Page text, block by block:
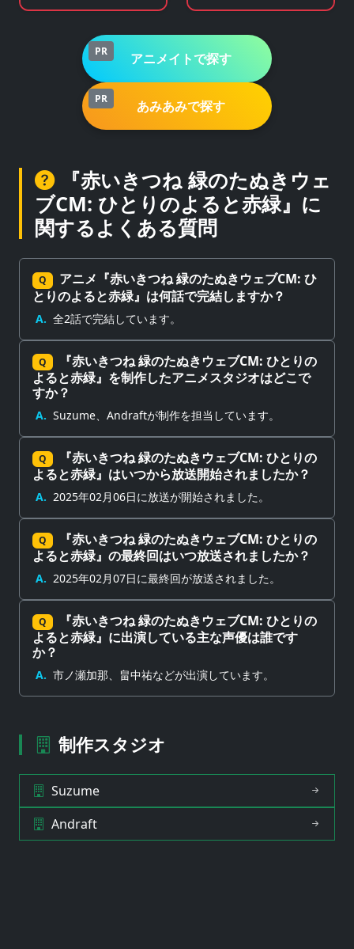
ゲームサービス
販サイト
PR アニメイトで探す
PR あみあみで探す
『赤いきつね 緑のたぬきウェ
ブCM: ひとりのよると赤緑』に
関するよくある質問
Q
アニメ『赤いきつね 緑のたぬきウェブCM: ひ
とりのよると赤緑』は何話で完結しますか？
A. 全2話で完結しています。
Q
『赤いきつね 緑のたぬきウェブCM: ひとりの
よると赤緑』を制作したアニメスタジオはどこで
すか？
A. Suzume、Andraftが制作を担当しています。
Q
『赤いきつね 緑のたぬきウェブCM: ひとりの
よると赤緑』はいつから放送開始されましたか？
A. 2025年02月06日に放送が開始されました。
Q
『赤いきつね 緑のたぬきウェブCM: ひとりの
よると赤緑』の最終回はいつ放送されましたか？
A. 2025年02月07日に最終回が放送されました。
Q
『赤いきつね 緑のたぬきウェブCM: ひとりの
よると赤緑』に出演している主な声優は誰です
か？
A. 市ノ瀬加那、畠中祐などが出演しています。
制作スタジオ
Suzume
Andraft